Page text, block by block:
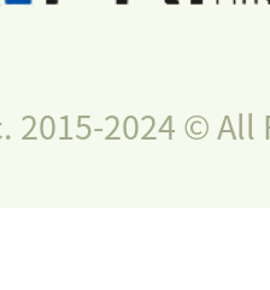
2015-2024 © All